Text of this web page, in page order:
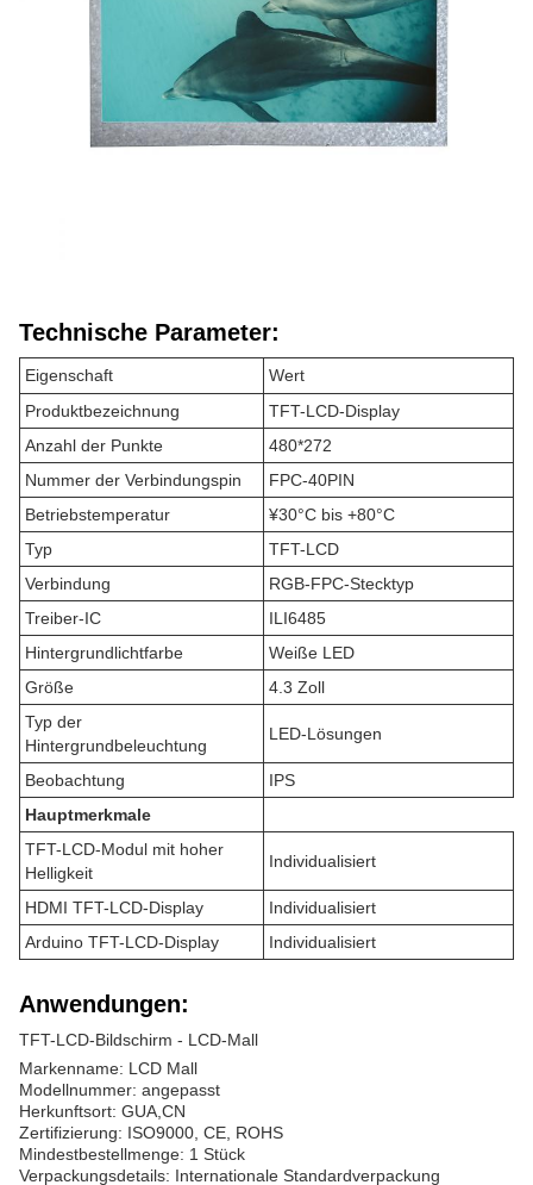
Technische Parameter:
Eigenschaft
Wert
Produktbezeichnung
TFT-LCD-Display
Anzahl der Punkte
480*272
Nummer der Verbindungspin
FPC-40PIN
Betriebstemperatur
¥30°C bis +80°C
Typ
TFT-LCD
Verbindung
RGB-FPC-Stecktyp
Treiber-IC
ILI6485
Hintergrundlichtfarbe
Weiße LED
Größe
4.3 Zoll
Typ der
Hintergrundbeleuchtung
LED-Lösungen
Beobachtung
IPS
Hauptmerkmale
TFT-LCD-Modul mit hoher
Helligkeit
Individualisiert
HDMI TFT-LCD-Display
Individualisiert
Arduino TFT-LCD-Display
Individualisiert
Anwendungen:
TFT-LCD-Bildschirm - LCD-Mall
Markenname: LCD Mall
Modellnummer: angepasst
Herkunftsort: GUA,CN
Zertifizierung: ISO9000, CE, ROHS
Mindestbestellmenge: 1 Stück
Verpackungsdetails: Internationale Standardverpackung